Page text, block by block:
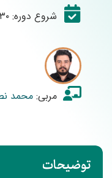
شروع دوره: ۱۴۰۴/۰۹/۳۰
مربی:محمد
توضیحات